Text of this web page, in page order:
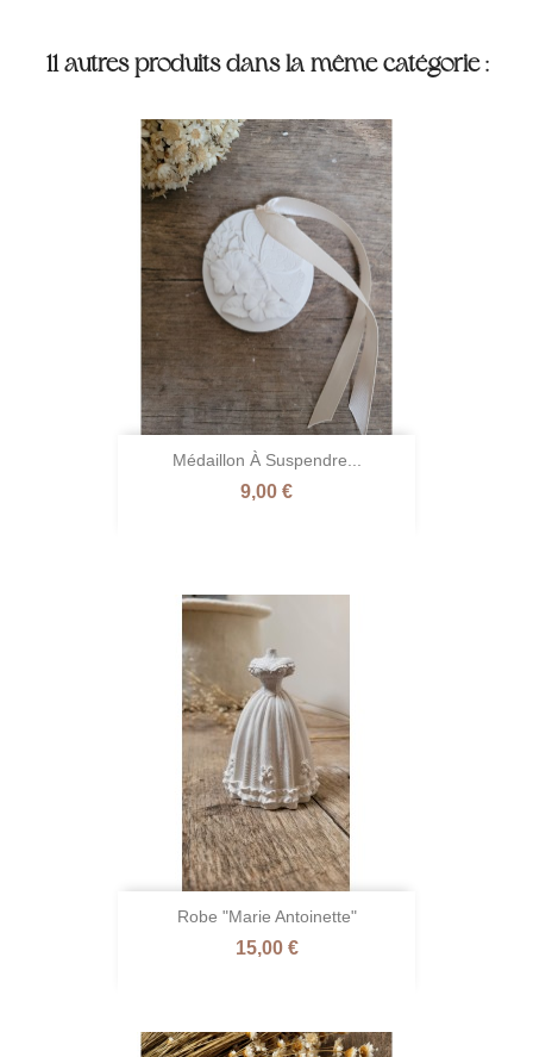
11 autres produits dans la même catégorie :
Médaillon À Suspendre...
Prix
9,00 €
Robe "Marie Antoinette"
Prix
15,00 €